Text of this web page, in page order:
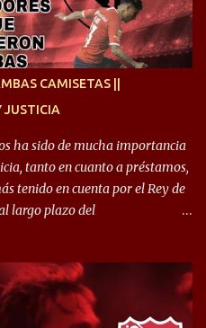
trabajo, quedó demostrado en el
en la pretemporada nos
El grupo está encontrando la
CAMISETAS ||
JUSTICIA
ha sido de mucha importancia
tanto en cuanto a préstamos,
tenido en cuenta por el Rey de
largo plazo del
Romero, quien paso a
de pases y ha rendido de
sobre todo en la